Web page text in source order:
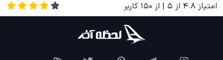
امتیاز 4.8 از 5 | از 150 کاربر